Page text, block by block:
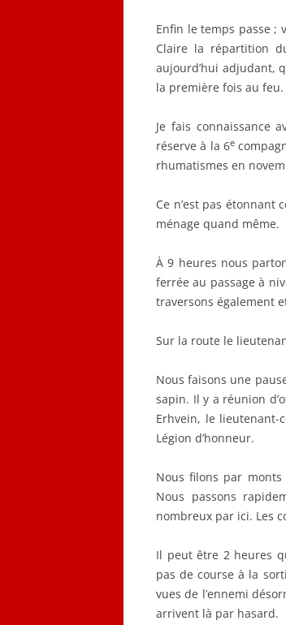
Enfin le temps passe ;
Claire la répartition
aujourd’hui adjudant,
la première fois au feu.
Je fais connaissance
réserve à la 6e
rhumatismes en
Ce n’est pas étonnant
ménage quand même.
À 9 heures nous
ferrée au passage à
traversons également
Sur la route le
Nous faisons une
sapin. Il y a réunion
Erhvein, le
Légion d’honneur.
Nous filons par
Nous passons
nombreux par ici. Les
Il peut être 2 heures
pas de course à la
vues de l’ennemi
arrivent là par hasard.